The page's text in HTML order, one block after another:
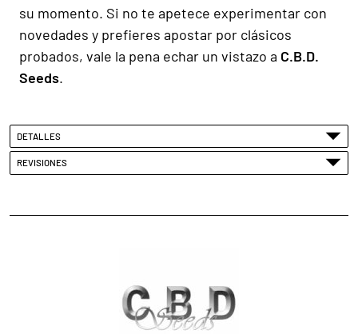
su momento. Si no te apetece experimentar con
novedades y prefieres apostar por clásicos
probados, vale la pena echar un vistazo a C.B.D.
Seeds.
DETALLES
REVISIONES